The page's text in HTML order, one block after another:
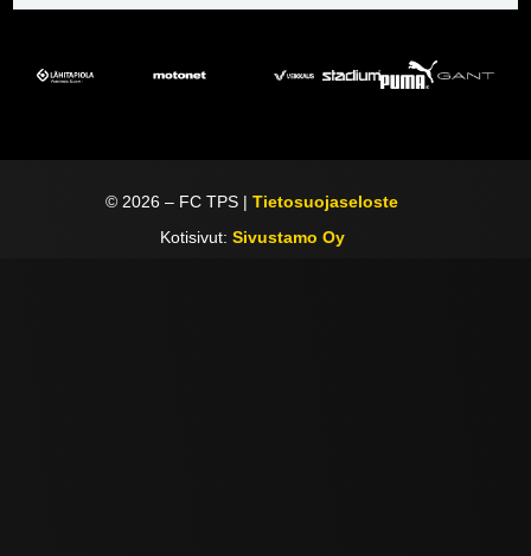
© 2026 – FC TPS |Tietosuojaseloste
Kotisivut: Sivustamo Oy